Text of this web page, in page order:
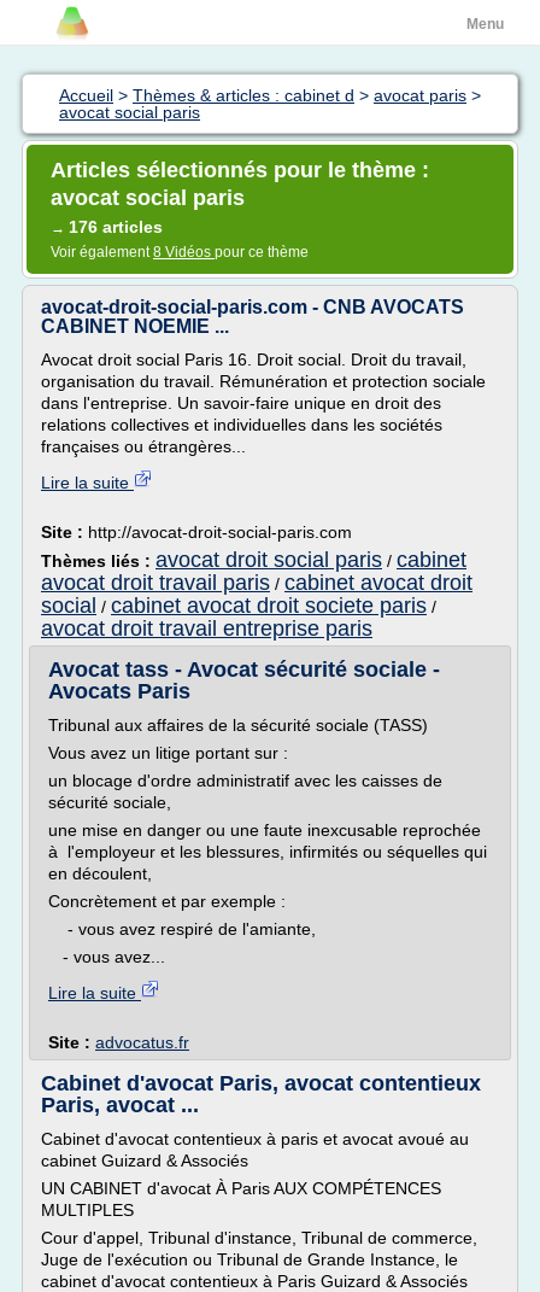
Menu
Accueil > Thèmes & articles : cabinet d > avocat paris >
avocat social paris
Articles sélectionnés pour le thème :
avocat social paris
→ 176 articles
Voir également8 Vidéos pour ce thème
avocat-droit-social-paris.com - CNB AVOCATS
CABINET NOEMIE ...
Avocat droit social Paris 16. Droit social. Droit du travail,
organisation du travail. Rémunération et protection sociale
dans l'entreprise. Un savoir-faire unique en droit des
relations collectives et individuelles dans les sociétés
françaises ou étrangères...
Lire la suite
Site : http://avocat-droit-social-paris.com
Thèmes liés : avocat droit social paris / cabinet
avocat droit travail paris / cabinet avocat droit
social / cabinet avocat droit societe paris /
avocat droit travail entreprise paris
Avocat tass - Avocat sécurité sociale -
Avocats Paris
Tribunal aux affaires de la sécurité sociale (TASS)
Vous avez un litige portant sur :
un blocage d'ordre administratif avec les caisses de
sécurité sociale,
une mise en danger ou une faute inexcusable reprochée
à l'employeur et les blessures, infirmités ou séquelles qui
en découlent,
Concrètement et par exemple :
- vous avez respiré de l'amiante,
- vous avez...
Lire la suite
Site : advocatus.fr
Cabinet d'avocat Paris, avocat contentieux
Paris, avocat ...
Cabinet d'avocat contentieux à paris et avocat avoué au
cabinet Guizard & Associés
UN CABINET d'avocat À Paris AUX COMPÉTENCES
MULTIPLES
Cour d'appel, Tribunal d'instance, Tribunal de commerce,
Juge de l'exécution ou Tribunal de Grande Instance, le
cabinet d'avocat contentieux à Paris Guizard & Associés